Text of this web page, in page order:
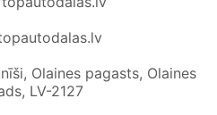
Olaines pagasts, Olaines
LV-2127